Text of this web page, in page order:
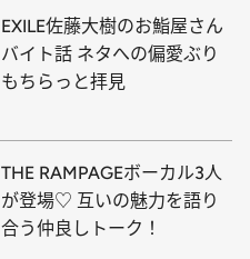
EXILE佐藤大樹のお鮨屋さん
バイト話 ネタへの偏愛ぶり
もちらっと拝見
THE RAMPAGEボーカル3人
が登場♡ 互いの魅力を語り
合う仲良しトーク！